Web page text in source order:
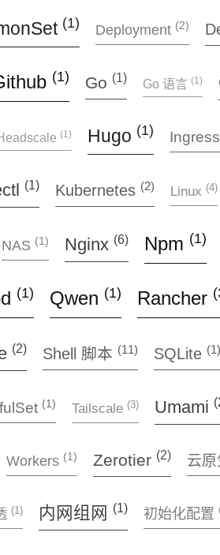
(1) Deployment (2)
(1) Go (1) Go 语言 (1)
(1) Hugo (1) Ingress
(1) Kubernetes (2) Linux (4)
NAS (1) Nginx (6) Npm (1)
(1) Qwen (1) Rancher
(2) Shell 脚本 (11) SQLite (1)
(1) Tailscale (3) Umami
Workers (1) Zerotier (2) 云原
(1) 内网组网 (1) 初始化配置